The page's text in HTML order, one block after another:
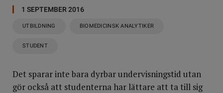
1 SEPTEMBER 2016
UTBILDNING BIOMEDICINSK ANALYTIKER
STUDENT
Det sparar inte bara dyrbar undervisningstid utan
gör också att studenterna har lättare att ta till sig